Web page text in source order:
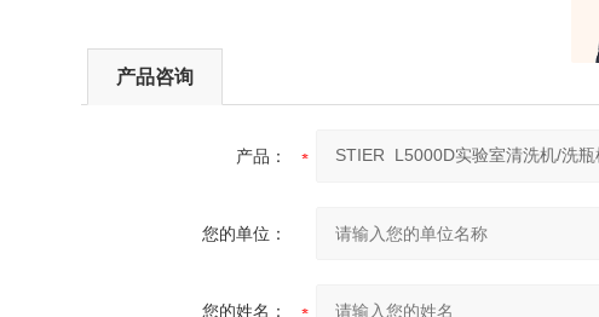
产品咨询
产品：
您的单位：
您的姓名：